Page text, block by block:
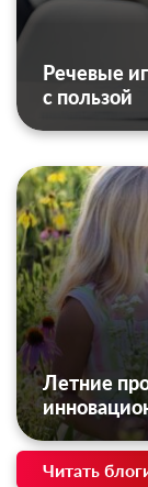
Речевые
с пользой
Летние
Читать